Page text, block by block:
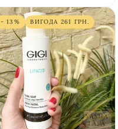
- 13% ВИГОДА 261 ГРН.